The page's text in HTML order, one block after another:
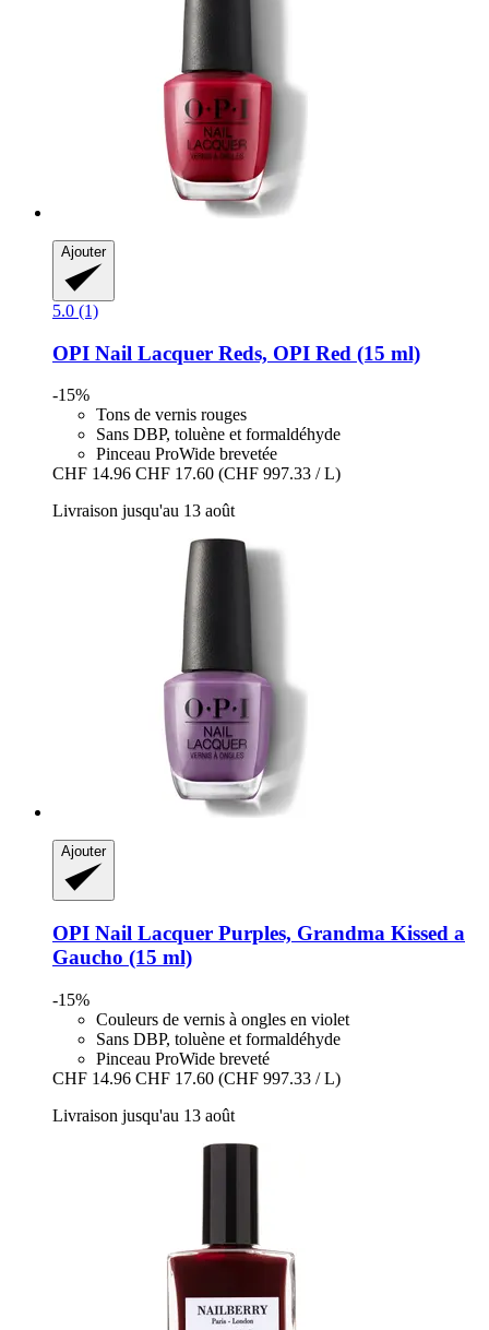
Ajouter
5.0 (1)
OPI Nail Lacquer Reds, OPI Red (15 ml)
-15%
Tons de vernis rouges
Sans DBP, toluène et formaldéhyde
Pinceau ProWide brevetée
CHF 14.96 CHF 17.60 (CHF 997.33 / L)
Livraison jusqu'au 13 août
Ajouter
OPI Nail Lacquer Purples, Grandma Kissed a
Gaucho (15 ml)
-15%
Couleurs de vernis à ongles en violet
Sans DBP, toluène et formaldéhyde
Pinceau ProWide breveté
CHF 14.96 CHF 17.60 (CHF 997.33 / L)
Livraison jusqu'au 13 août